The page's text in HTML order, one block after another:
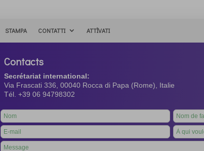
STAMPA CONTATTI ATTÌVATI
Contacts
Secrétariat international:
Via Frascati 336, 00040 Rocca di Papa (Rome), Italie
Tél. +39 06 94798302
Leave
this
field
blank